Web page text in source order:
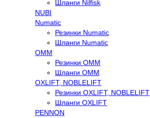
Шланги Nilfisk
NUBI
Numatic
Резинки Numatic
Шланги Numatic
OMM
Резинки OMM
Шланги OMM
OXLIFT, NOBLELIFT
Резинки OXLIFT, NOBLELIFT
Шланги OXLIFT
PENNON